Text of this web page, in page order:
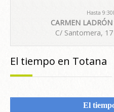
Hasta
CARMEN
C/ Santomera,
El tiempo en Totana